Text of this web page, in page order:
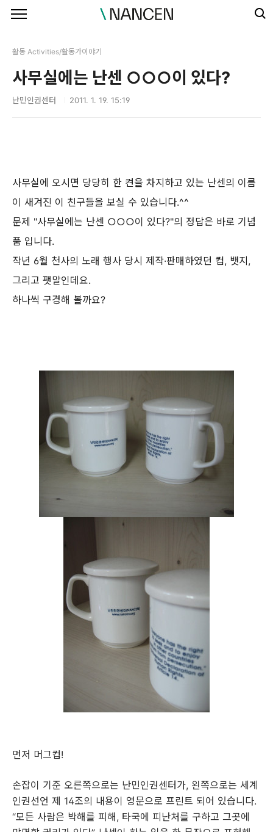
활동 Activities/활동가이야기
사무실에는 난센 ○○○이 있다?
난민인권센터 2011. 1. 19. 15:19
사무실에 오시면 당당히 한 켠을 차지하고 있는 난센의 이름
이 새겨진 이 친구들을 보실 수 있습니다.^^
문제 "사무실에는 난센 ○○○이 있다?"의 정답은 바로 기념
품 입니다.
작년 6월 천사의 노래 행사 당시 제작·판매하였던 컵, 뱃지 ,
그리고 팻말인데요.
하나씩 구경해 볼까요?
먼저 머그컵!
손잡이 기준 오른쪽으로는 난민인권센터가, 왼쪽으로는 세계
인권선언 제 14조의 내용이 영문으로 프린트 되어 있습니다.
“모든 사람은 박해를 피해 , 타국에 피난처를 구하고 그곳에